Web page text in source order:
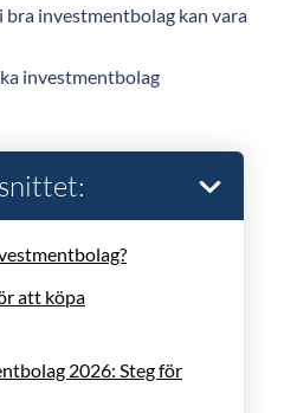
investmentbolag kan vara
investmentbolag
att köpa
2026: Steg för